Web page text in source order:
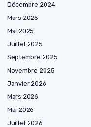
Décembre 2024
Mars 2025
Mai 2025
Juillet 2025
Septembre 2025
Novembre 2025
Janvier 2026
Mars 2026
Mai 2026
Juillet 2026